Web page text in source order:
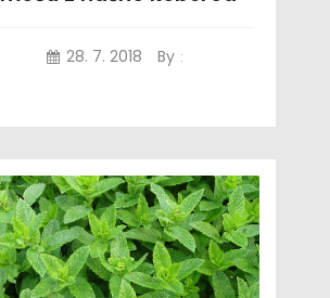
28. 7. 2018 By :